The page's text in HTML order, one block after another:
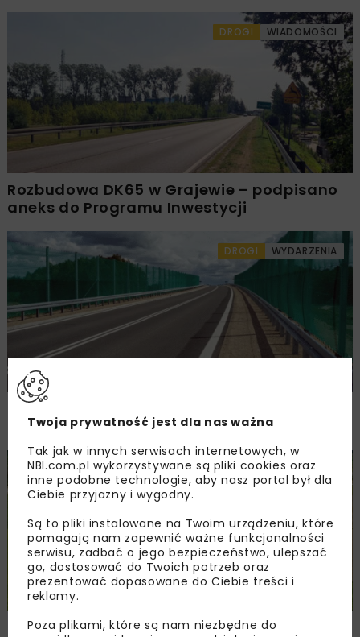
DROGI WIADOMOŚCI
Rozbudowa DK65 w Grajewie – podpisano
aneks do Programu Inwestycji
DROGI WYDARZENIA
Obwodnica Bielska Podlaskiego otwarta
dla kierowców
DROGI MOSTY WIADOMOŚCI
Finisz prac przy obwodnicy Łomży w ciągu
Twoja prywatność jest dla nas ważna
Tak jak w innych serwisach internetowych, w
NBI.com.pl wykorzystywane są pliki cookies oraz
inne podobne technologie, aby nasz portal był dla
Ciebie przyjazny i wygodny.
Są to pliki instalowane na Twoim urządzeniu, które
pomagają nam zapewnić ważne funkcjonalności
serwisu, zadbać o jego bezpieczeństwo, ulepszać
go, dostosować do Twoich potrzeb oraz
prezentować dopasowane do Ciebie treści i
reklamy.
Poza plikami, które są nam niezbędne do